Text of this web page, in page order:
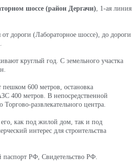
шоссе (район Дергачи) , 1-ая линия
дороги (Лабораторное шоссе), до дороги
круглый год. С земельного участка
600 метров, остановка
400 метров. В непосредственной
развлекательного центра.
его, как под жилой дом, так и под
интерес для строительства
паспорт РФ, Свидетельство РФ.